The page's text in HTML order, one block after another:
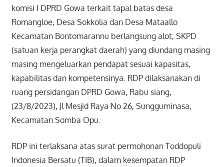
komisi I DPRD Gowa terkait tapal batas desa
Romangloe, Desa Sokkolia dan Desa Mataallo
Kecamatan Bontomarannu berlangsung alot, SKPD
(satuan kerja perangkat daerah) yang diundang masing
masing mengeluarkan pendapat sesuai kapasitas,
kapabilitas dan kompetensinya. RDP dilaksanakan di
ruang persidangan DPRD Gowa, Rabu siang,
(23/8/2023), Jl Mesjid Raya No 26, Sungguminasa,
Kecamatan Somba Opu.
RDP ini terlaksana atas surat permohonan Toddopuli
Indonesia Bersatu (TIB), dalam kesempatan RDP